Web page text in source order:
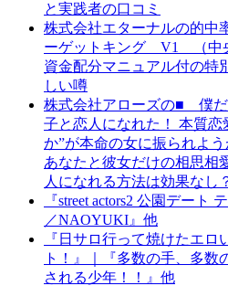
と実践者の口コミ
株式会社エターナルの的中
ーゲットキング V1 （中
資金配分マニュアル付の特
しい噂
株式会社アローズの■ 僕
子と恋人になれた！ 本質恋
か”が本命の女に振られよ
あなたと彼女だけの相思
人になれる方法は効果なし
『street actors2 公園デート
／NAOYUKI』他
『日サロ行って焼けたエロ
ト！』｜『多数の手、多
される少年！！』他